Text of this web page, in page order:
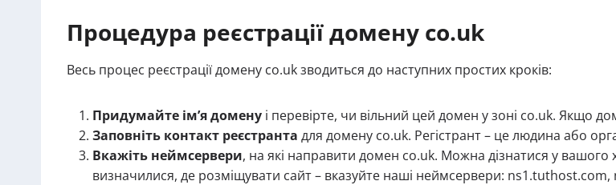
Процедура реєстрації домену co.uk
Весь процес реєстрації домену co.uk зводиться до наступних простих кроків:
Придумайте ім’я домену і перевірте, чи вільний цей домен у зоні co.uk. Якщо
Заповніть контакт реєстранта для домену co.uk. Регістрант – це людина або
Вкажіть неймсервери, на які направити домен co.uk. Можна дізнатися у
визначилися, де розміщувати сайт – вказуйте наші неймсервери: